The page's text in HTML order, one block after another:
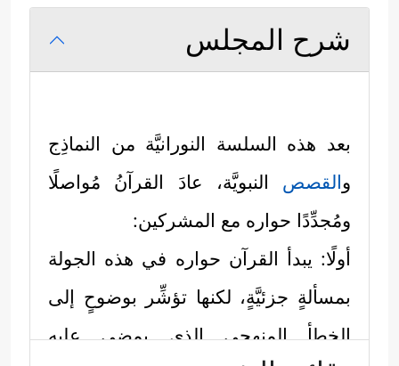
شرح المجلس
بعد هذه السلسة النورانيَّة من النماذِج
والقصص النبويَّة، عادَ القرآنُ مُواصلًا
ومُجدِّدًا حواره مع المشركين:
أولًا: يبدأ القرآن حواره في هذه الجولة
بمسألةٍ جزئيَّةٍ، لكنها تؤشِّر بوضوحٍ إلى
الخطأ المنهجي الذي يمضِي عليه